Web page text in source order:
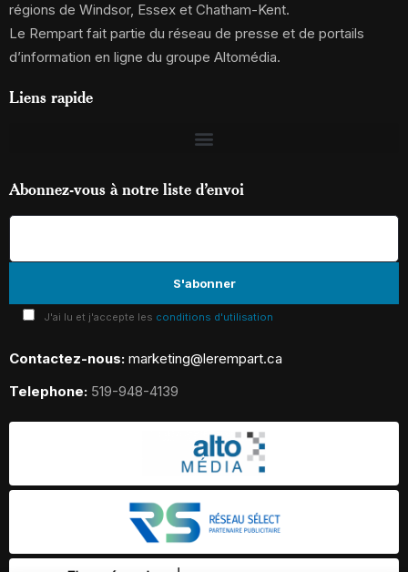
régions de Windsor, Essex et Chatham-Kent.
Le Rempart fait partie du réseau de presse et de portails
d’information en ligne du groupe Altomédia.
Liens rapide
Abonnez-vous à notre liste d’envoi
J'ai lu et j'accepte les conditions d'utilisation
Contactez-nous: marketing@lerempart.ca
Telephone: 519-948-4139